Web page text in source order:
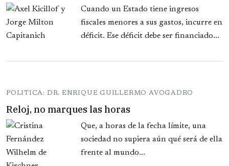
Cuando un Estado tiene ingresos
fiscales menores a sus gastos, incurre en
déficit. Ese déficit debe ser financiado...
POLITICA: DR. ENRIQUE GUILLERMO AVOGADRO
Reloj, no marques las horas
Que, a horas de la fecha límite, una
sociedad no supiera aún qué será de ella
frente al mundo...